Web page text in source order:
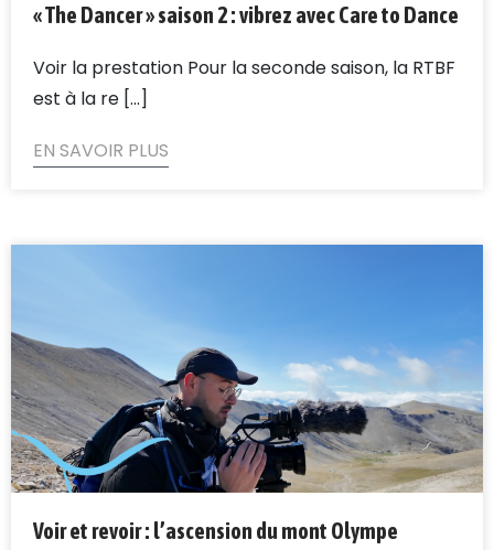
« The Dancer » saison 2 : vibrez avec Care to Dance
Voir la prestation Pour la seconde saison, la RTBF
est à la re [...]
EN SAVOIR PLUS
Voir et revoir : l’ascension du mont Olympe